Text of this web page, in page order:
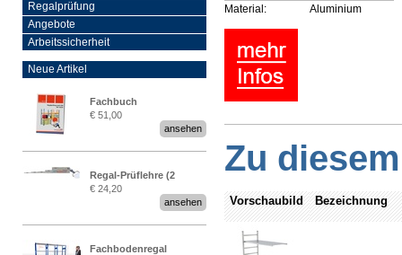
Regalprüfung
Angebote
Arbeitssicherheit
Neue Artikel
Fachbuch
„Regalprüfung nach DIN
€ 51,00
ansehen
Regal-Prüflehre (2
Stück)
€ 24,20
ansehen
Fachbodenregal
Material:
Aluminium
Zu
Vorschaubild Bezeichnung